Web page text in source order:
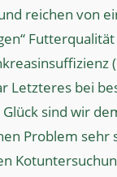
reichen von
Letzteres bei
sind wir
Problem sehr